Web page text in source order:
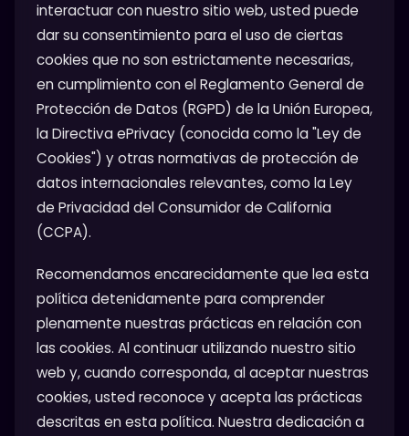
interactuar con nuestro sitio web, usted puede
dar su consentimiento para el uso de ciertas
cookies que no son estrictamente necesarias,
en cumplimiento con el Reglamento General de
Protección de Datos (RGPD) de la Unión Europea,
la Directiva ePrivacy (conocida como la "Ley de
Cookies") y otras normativas de protección de
datos internacionales relevantes, como la Ley
de Privacidad del Consumidor de California
(CCPA).
Recomendamos encarecidamente que lea esta
política detenidamente para comprender
plenamente nuestras prácticas en relación con
las cookies. Al continuar utilizando nuestro sitio
web y, cuando corresponda, al aceptar nuestras
cookies, usted reconoce y acepta las prácticas
descritas en esta política. Nuestra dedicación a